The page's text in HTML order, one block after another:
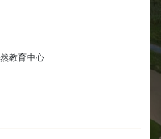
教育中心